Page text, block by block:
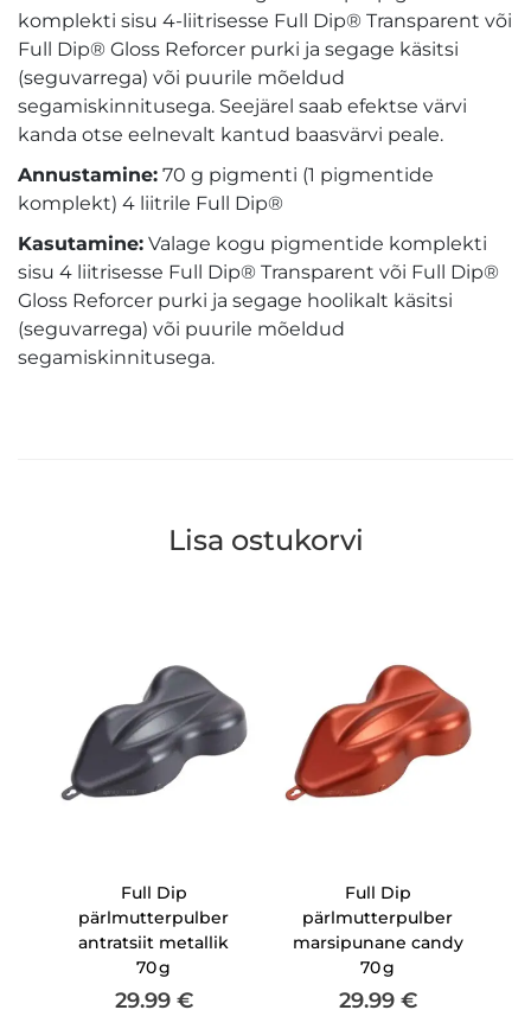
komplekti sisu 4-liitrisesse Full Dip® Transparent või
Full Dip® Gloss Reforcer purki ja segage käsitsi
(seguvarrega) või puurile mõeldud
segamiskinnitusega. Seejärel saab efektse värvi
kanda otse eelnevalt kantud baasvärvi peale.
Annustamine: 70 g pigmenti (1 pigmentide
komplekt) 4 liitrile Full Dip®
Kasutamine: Valage kogu pigmentide komplekti
sisu 4 liitrisesse Full Dip® Transparent või Full Dip®
Gloss Reforcer purki ja segage hoolikalt käsitsi
(seguvarrega) või puurile mõeldud
segamiskinnitusega.
Lisa ostukorvi
Full Dip
pärlmutterpulber
antratsiit metallik
70 g
29.99 €
Full Dip
pärlmutterpulber
marsipunane candy
70 g
29.99 €